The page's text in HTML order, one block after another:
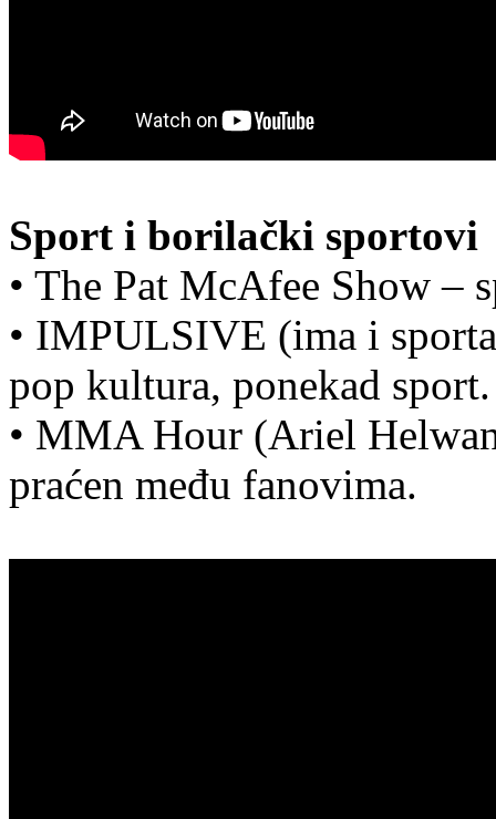
Sport i borilački sportovi
• The Pat McAfee Show –
• IMPULSIVE (ima i
pop kultura, ponekad sport.
• MMA Hour (Ariel
praćen među fanovima.